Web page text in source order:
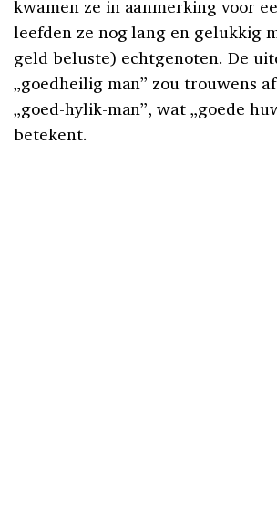
kwamen ze in aanmerking voor
leefden ze nog lang en gelukkig
geld beluste) echtgenoten. De
„goedheilig man” zou trouwens
„goed-hylik-man”, wat „goede
betekent.